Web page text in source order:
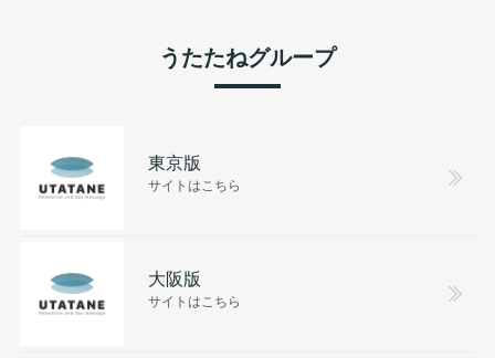
うたたねグループ
東京版
サイトはこちら
大阪版
サイトはこちら